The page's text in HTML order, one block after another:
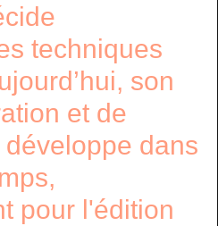
techniques
son
et de
dans
pour l'édition